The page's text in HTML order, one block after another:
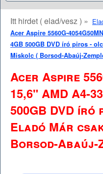
Itt hirdet ( elad/vesz ) »
Acer Aspire 5560G-
4GB 500GB DVD író piros -
Miskolc ( Borsod-Abaúj-
Acer Aspire
15,6" AMD A4-
500GB DVD
Eladó Már
Borsod-Abaúj-